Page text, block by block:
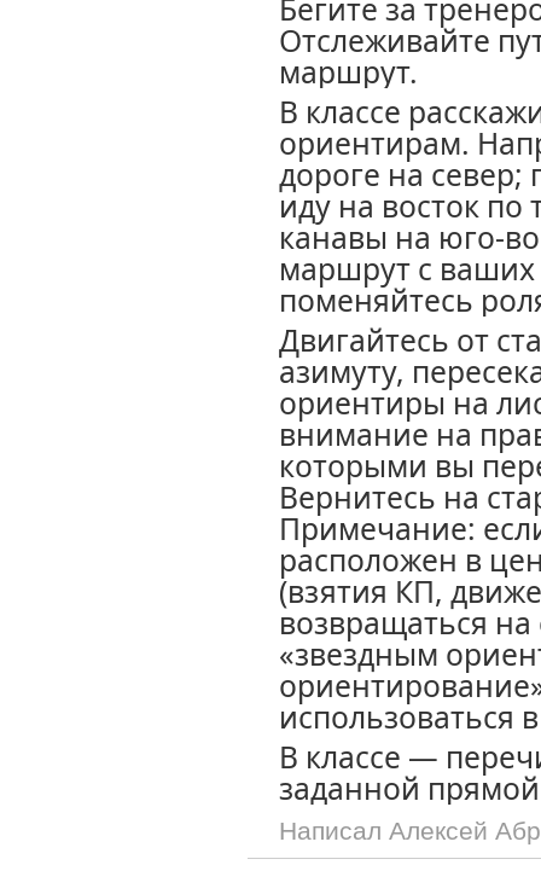
Бегите за
Отслеживайте
маршрут.
В классе
ориентирам.
дороге на
иду на восток по
канавы на юго-
маршрут с ваших
поменяйтесь
Двигайтесь от
азимуту,
ориентиры на
внимание на
которыми вы
Вернитесь на
Примечание:
расположен в
(взятия КП,
возвращаться на
«звездным
использоваться
В классе —
заданной
Написал Алексей